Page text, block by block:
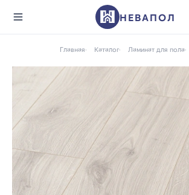
НЕВАПОЛ
Главная Каталог Ламинат для пола